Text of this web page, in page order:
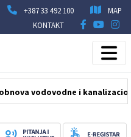
+387 33 492 100
MAP
KONTAKT
i kanalizacione